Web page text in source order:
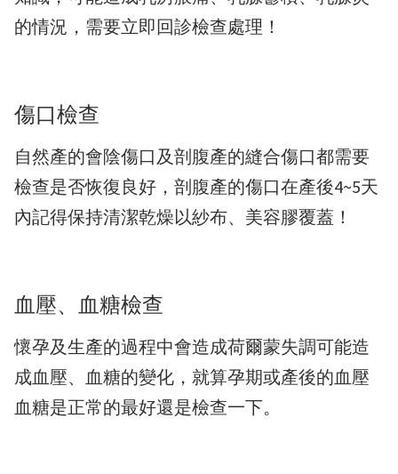
的情況，需要立即回診檢查處理！
傷口檢查
自然產的會陰傷口及剖腹產的縫合傷口都需要
檢查是否恢復良好，剖腹產的傷口在產後4~5天
內記得保持清潔乾燥以紗布、美容膠覆蓋！
血壓、血糖檢查
懷孕及生產的過程中會造成荷爾蒙失調可能造
成血壓、血糖的變化，就算孕期或產後的血壓
血糖是正常的最好還是檢查一下。